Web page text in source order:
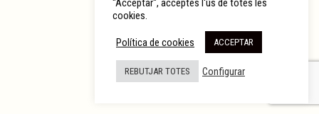
"Acceptar", acceptes l'ús de totes les
cookies.
Política de cookies ACCEPTAR
REBUTJAR TOTES Configurar